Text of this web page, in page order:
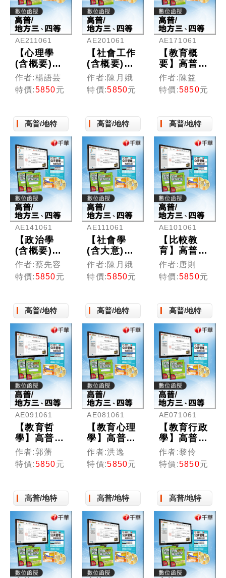
AE211061
【心理學
(含概要)】
高普考／三
四等特考
(光碟版函
作者:楊語芸
特價:5850元
AE201061
【社會工作
(含概要)】
高普考／三
四等特考
(光碟版函
作者:陳月娥
特價:5850元
AE171061
【教育概
要】高普考
／三四等特
考 (光碟版
函授)
作者:陳益
特價:5850元
高普/地特
AE141061
【政治學
(含概要)】
高普考／三
四等特考
(光碟版函
作者:蔡先容
特價:5850元
高普/地特
AE111061
【社會學
(含大意)】
高普考／三
四等特考
(光碟版函
作者:陳月娥
特價:5850元
高普/地特
AE101061
【比較教
育】高普考
／三四等特
考(光碟版
函授)
作者:唐則
特價:5850元
高普/地特
AE091061
【教育哲
學】高普考
／三四等特
考(光碟版
函授)
作者:郭藩
特價:5850元
高普/地特
AE081061
【教育心理
學】高普考
／三四等特
考(光碟版
函授)
作者:洪逸
特價:5850元
高普/地特
AE071061
【教育行政
學】高普考
／三四等特
考(光碟版
函授)
作者:黎伶
特價:5850元
高普/地特 高普/地特 高普/地特